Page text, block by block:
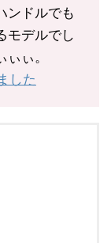
ンドルでも
モデルでし
ぃ。
した